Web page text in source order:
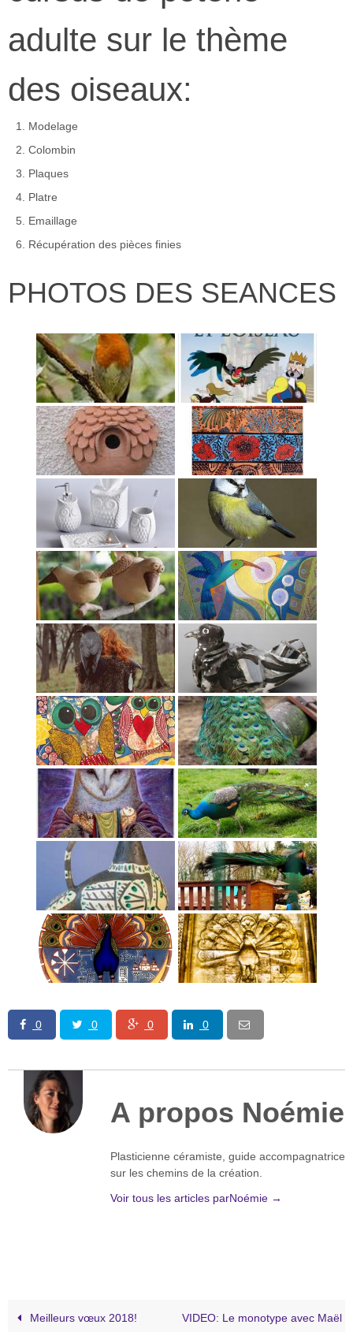
adulte sur le thème
des oiseaux:
Modelage
Colombin
Plaques
Platre
Emaillage
Récupération des pièces finies
PHOTOS DES SEANCES
0 0 0 0
A propos Noémie
Plasticienne céramiste, guide accompagnatrice
sur les chemins de la création.
Voir tous les articles parNoémie →
Meilleurs vœux 2018! VIDEO: Le monotype avec Maël